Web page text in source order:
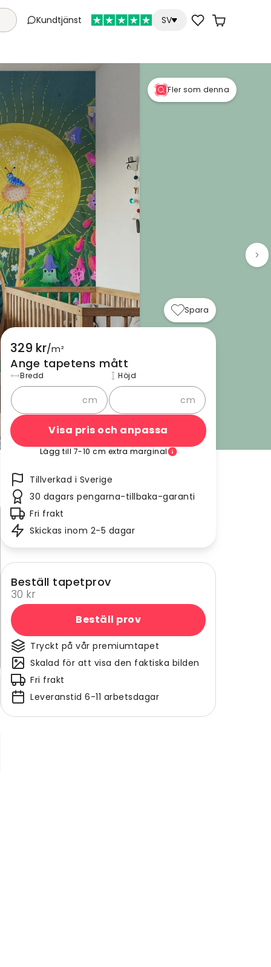
Kundtjänst SV
Fler som denna
Spara
329 kr/m²
Ange tapetens mått
Bredd
cm
Höjd
cm
Visa pris och anpassa
Lägg till 7-10 cm extra marginal
Tillverkad i Sverige
30 dagars pengarna-tillbaka-garanti
Fri frakt
Skickas inom 2-5 dagar
Beställ tapetprov
30 kr
Beställ prov
Tryckt på vår premiumtapet
Skalad för att visa den faktiska bilden
Fri frakt
Leveranstid 6-11 arbetsdagar